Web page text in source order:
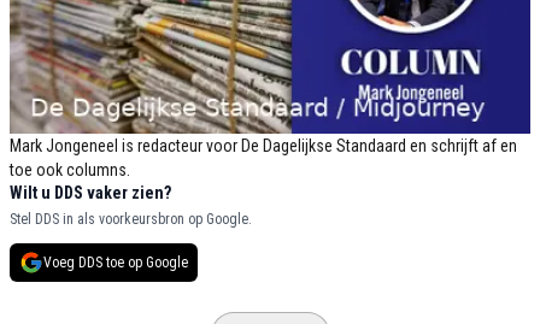
Mark Jongeneel is redacteur voor De Dagelijkse Standaard en schrijft af en
toe ook columns.
Wilt u DDS vaker zien?
Stel DDS in als voorkeursbron op Google.
Voeg DDS toe op Google